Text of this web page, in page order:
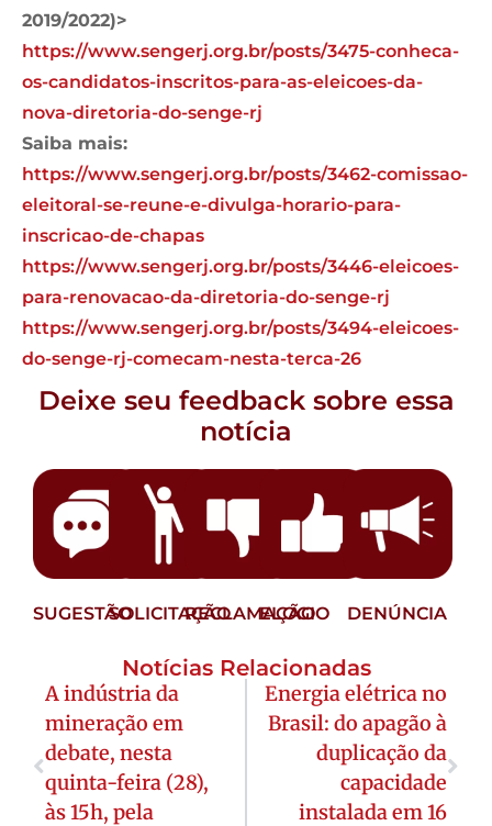
2019/2022)>
https://www.sengerj.org.br/posts/3475-conheca-
os-candidatos-inscritos-para-as-eleicoes-da-
nova-diretoria-do-senge-rj
Saiba mais:
https://www.sengerj.org.br/posts/3462-comissao-
eleitoral-se-reune-e-divulga-horario-para-
inscricao-de-chapas
https://www.sengerj.org.br/posts/3446-eleicoes-
para-renovacao-da-diretoria-do-senge-rj
https://www.sengerj.org.br/posts/3494-eleicoes-
do-senge-rj-comecam-nesta-terca-26
Deixe seu feedback sobre essa
notícia
SUGESTÃOSOLICITAÇÃORECLAMAÇÃO
ELOGIO DENÚNCIA
Notícias Relacionadas
A indústria da
mineração em
debate, nesta
quinta-feira (28),
às 15h, pela
Energia elétrica no
Brasil: do apagão à
duplicação da
capacidade
instalada em 16